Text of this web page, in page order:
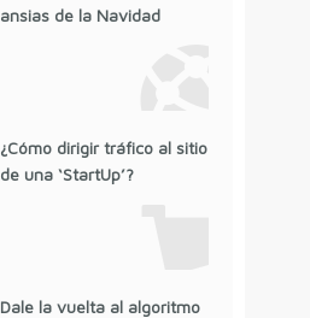
ansias de la Navidad
¿Cómo dirigir tráfico al sitio
de una ‘StartUp’?
Dale la vuelta al algoritmo